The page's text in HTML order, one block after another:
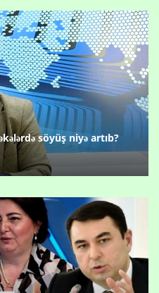
söyüş niyə artıb?